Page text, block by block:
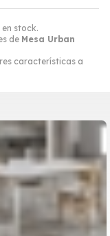
stock.
de Mesa Urban
características a